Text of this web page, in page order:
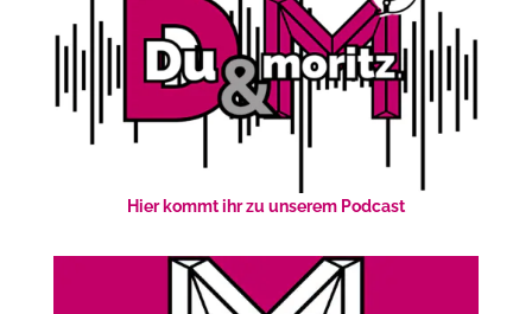
Hier kommt ihr zu unserem Podcast